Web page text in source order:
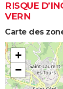
RISQUE
VERN
Carte des
+
−